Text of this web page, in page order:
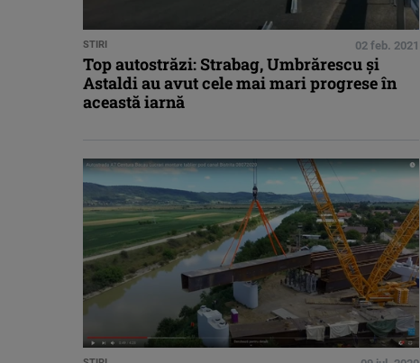
STIRI 02 feb. 2021
Top autostrăzi: Strabag, Umbrărescu și
Astaldi au avut cele mai mari progrese în
această iarnă